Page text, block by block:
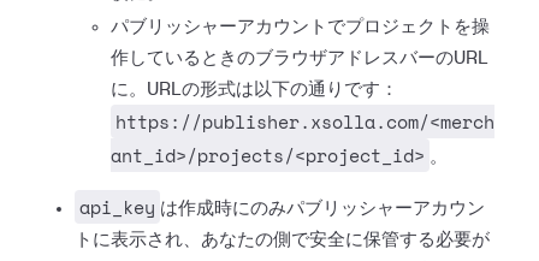
パブリッシャーアカウントでプロジェクトを操
作しているときのブラウザアドレスバーのURL
に。URLの形式は以下の通りです：
https://publisher.xsolla.com/<merch
ant_id>/projects/<project_id> 。
api_key は作成時にのみパブリッシャーアカウン
トに表示され、あなたの側で安全に保管する必要が